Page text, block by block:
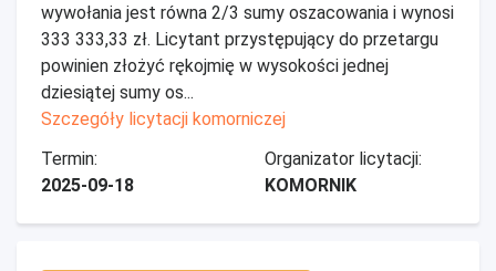
wywołania jest równa 2/3 sumy oszacowania i wynosi
333 333,33 zł. Licytant przystępujący do przetargu
powinien złożyć rękojmię w wysokości jednej
dziesiątej sumy os...
Szczegóły licytacji komorniczej
Termin:
2025-09-18
Organizator licytacji:
KOMORNIK